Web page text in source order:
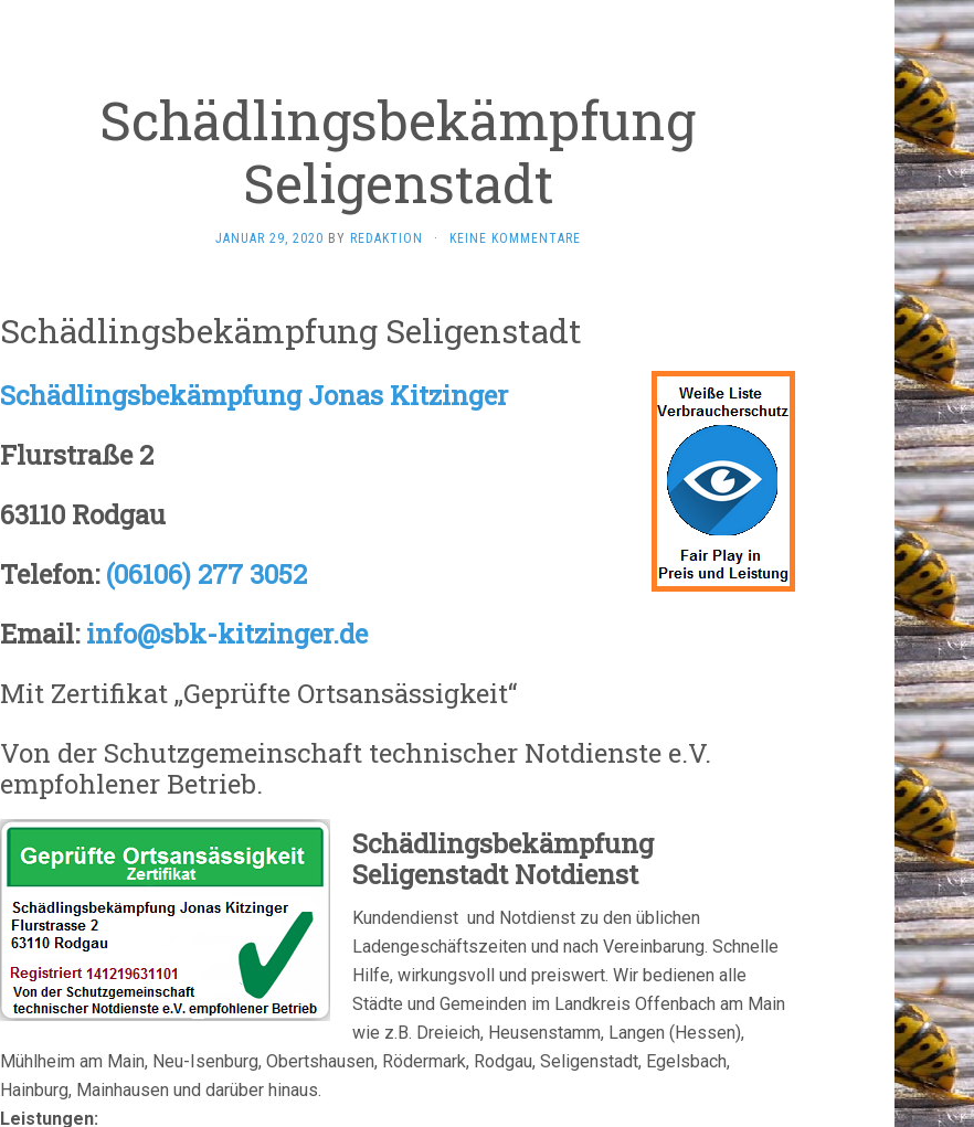
Schädlingsbekämpfung
Seligenstadt
JANUAR 29, 2020 BY REDAKTION · KEINE KOMMENTARE
Schädlingsbekämpfung Seligenstadt
Schädlingsbekämpfung Jonas Kitzinger
Flurstraße 2
63110 Rodgau
Telefon: (06106) 277 3052
Email:info@sbk-kitzinger.de
Mit Zertifikat „Geprüfte Ortsansässigkeit“
Von der Schutzgemeinschaft technischer Notdienste e.V.
empfohlener Betrieb.
Schädlingsbekämpfung
Seligenstadt Notdienst
Kundendienst und Notdienst zu den üblichen
Ladengeschäftszeiten und nach Vereinbarung. Schnelle
Hilfe, wirkungsvoll und preiswert. Wir bedienen alle
Städte und Gemeinden im Landkreis Offenbach am Main
wie z.B. Dreieich, Heusenstamm, Langen (Hessen),
Mühlheim am Main, Neu-Isenburg, Obertshausen, Rödermark, Rodgau, Seligenstadt, Egelsbach,
Hainburg, Mainhausen und darüber hinaus.
Leistungen: